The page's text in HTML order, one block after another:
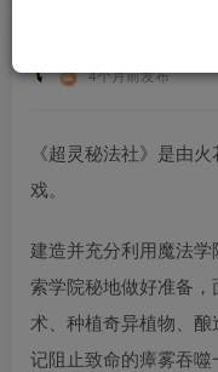
4个月前发布
《超灵秘法社》是由
戏。
建造并充分利用魔法
索学院秘地做好准备
术、种植奇异植物、
记阻止致命的瘴雾吞噬